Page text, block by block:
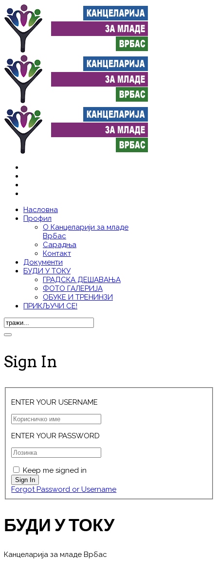
Насловна
Профил
О Канцеларији за младе
Врбас
Сарадња
Контакт
Документи
БУДИ У ТОКУ
ГРАДСКА ДЕШАВАЊА
ФОТО ГАЛЕРИЈА
ОБУКЕ И ТРЕНИНЗИ
ПРИКЉУЧИ СЕ!
Sign In
ENTER YOUR USERNAME
ENTER YOUR PASSWORD
Keep me signed in
Forgot Password or Username
БУДИ У ТОКУ
Канцеларија за младе Врбас